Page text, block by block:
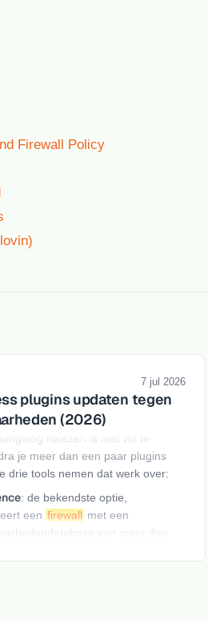
Firewall Policy
7 jul 2026
plugins updaten tegen
(2026)
nalezen is niet vol te
je meer dan een paar plugins
drie tools nemen dat werk over:
: de bekendste optie,
eenfirewall met een
van meer dan
[12]